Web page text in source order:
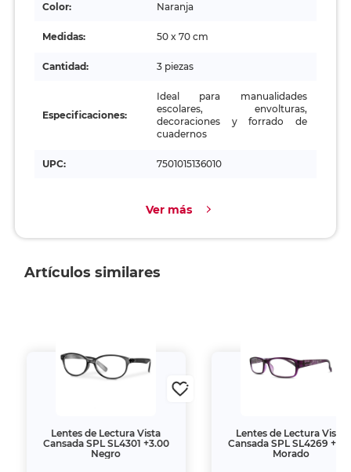
Color: Naranja
Medidas: 50 x 70 cm
Cantidad: 3 piezas
Especificaciones:
Ideal para manualidades
escolares, envolturas,
decoraciones y forrado de
cuadernos
UPC: 7501015136010
Ver más
Artículos similares
Lentes de Lectura Vista
Cansada SPL SL4301 +3.00
Negro
Lentes de Lectura Vista
Cansada SPL SL4269
Morado